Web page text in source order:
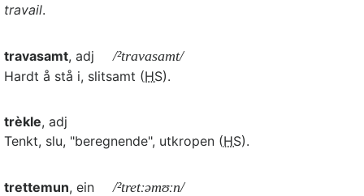
travail.
travasamt, adj
/²travasamt/
Hardt å stå i, slitsamt (HS).
trèkle, adj
Tenkt, slu, "beregnende", utkropen (HS).
trettemun, ein
/²tretːəmʊːn/